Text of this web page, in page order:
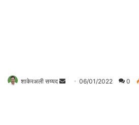
शाकेरअली सय्यद 06/01/2022 0